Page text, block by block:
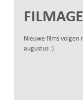
Nieuwe films volgen
augustus :)